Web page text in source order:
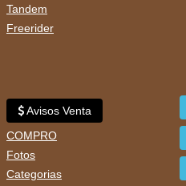
Tandem
Freerider
Avisos Venta
COMPRO
Fotos
Categorias